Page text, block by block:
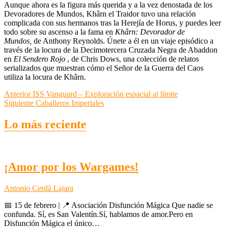
Aunque ahora es la figura más querida y a la vez denostada de los
Devoradores de Mundos, Khârn el Traidor tuvo una relación
complicada con sus hermanos tras la Herejía de Horus, y puedes leer
todo sobre su ascenso a la fama en Khârn: Devorador de
Mundos, de Anthony Reynolds. Únete a él en un viaje episódico a
través de la locura de la Decimotercera Cruzada Negra de Abaddon
en El Sendero Rojo , de Chris Dows, una colección de relatos
serializados que muestran cómo el Señor de la Guerra del Caos
utiliza la locura de Khârn.
Navegación
de
entradas
Anterior Entrada
anterior:
ISS Vanguard – Exploración espacial al límite
Siguiente Entrada
Caballeros Imperiales
Lo más reciente
¡Amor por los Wargames!
Antonio Cerdá Lajara
📅 15 de febrero | 📍 Asociación Disfunción Mágica Que nadie se
confunda. Sí, es San Valentín.Sí, hablamos de amor.Pero en
Disfunción Mágica el único…